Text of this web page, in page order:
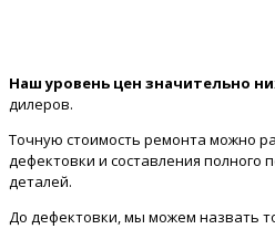
Наш уровень цен значительно
дилеров.
Точную стоимость ремонта можно
дефектовки и составления
деталей.
До дефектовки, мы можем назвать